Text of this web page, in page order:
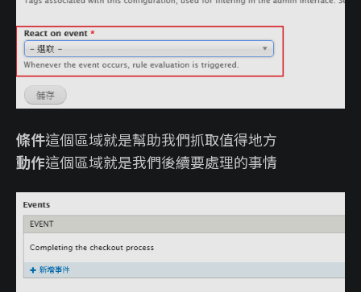
條件這個區域就是幫助我們抓取值得地方
動作這個區域就是我們後續要處理的事情